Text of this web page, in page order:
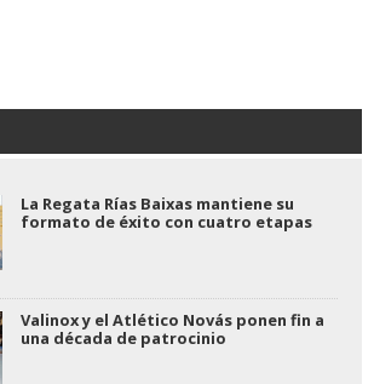
La Regata Rías Baixas mantiene su
formato de éxito con cuatro etapas
Valinox y el Atlético Novás ponen fin a
una década de patrocinio